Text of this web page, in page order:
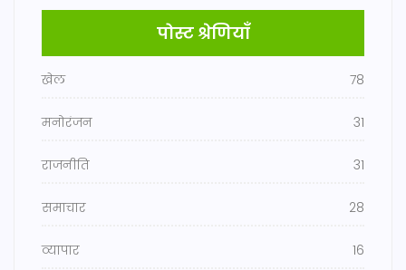
पोस्ट श्रेणियाँ
खेल 78
मनोरंजन 31
राजनीति 31
समाचार 28
व्यापार 16